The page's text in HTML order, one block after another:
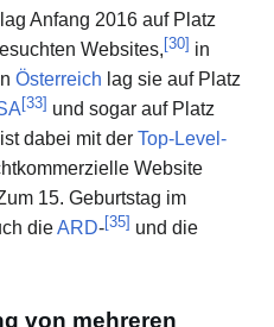
Anfang 2016 auf Platz
Websites, [30] in
In Österreich lag sie auf Platz
[33] und sogar auf Platz
dabei mit der Top-Level-
Website
15. Geburtstag im
dieARD-[35] und die
von mehreren